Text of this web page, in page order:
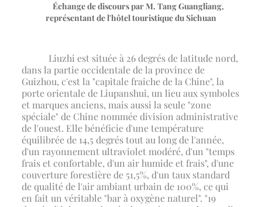
Échange de discours par M. Tang Guangliang,
représentant de l'hôtel touristique du Sichuan
Liuzhi est située à 26 degrés de latitude nord,
dans la partie occidentale de la province de
Guizhou, c'est la "capitale fraîche de la Chine", la
porte orientale de Liupanshui, un lieu aux symboles
et marques anciens, mais aussi la seule "zone
spéciale" de Chine nommée division administrative
de l'ouest. Elle bénéficie d'une température
équilibrée de 14,5 degrés tout au long de l'année,
d'un rayonnement ultraviolet modéré, d'un "temps
frais et confortable, d'un air humide et frais", d'une
couverture forestière de 51,5%, d'un taux standard
de qualité de l'air ambiant urbain de 100%, ce qui
en fait un véritable "bar à oxygène naturel". "19